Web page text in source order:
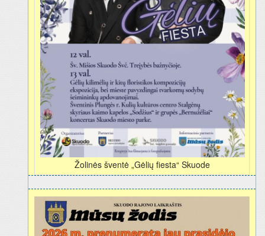
Žolinės šventė „Gėlių fiesta“ Skuode